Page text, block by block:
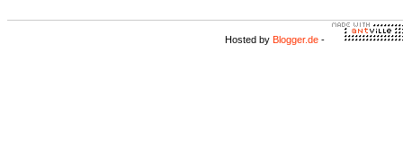
Hosted by Blogger.de -